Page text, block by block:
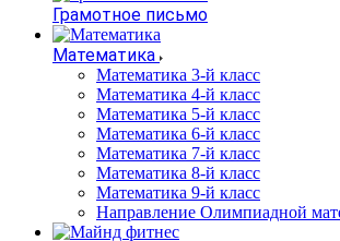
Грамотное письмо
Математика
Математика 3-й класс
Математика 4-й класс
Математика 5-й класс
Математика 6-й класс
Математика 7-й класс
Математика 8-й класс
Математика 9-й класс
Направление Олимпиадной